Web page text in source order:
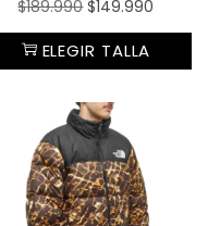
$189.990 $149.990
ELEGIR TALLA